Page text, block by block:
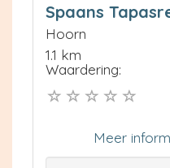
Spaans
Hoorn
1.1 km
Waardering:
Meer